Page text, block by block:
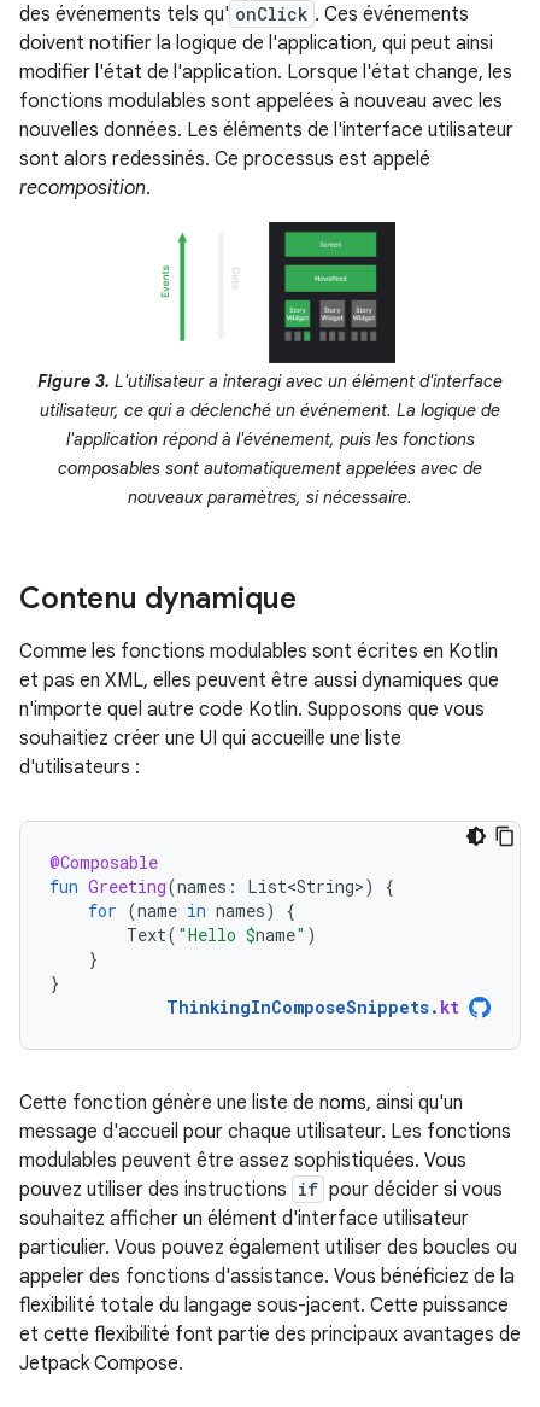
des événements tels qu' onClick . Ces événements
doivent notifier la logique de l'application, qui peut ainsi
modifier l'état de l'application. Lorsque l'état change, les
fonctions modulables sont appelées à nouveau avec les
nouvelles données. Les éléments de l'interface utilisateur
sont alors redessinés. Ce processus est appelé
recomposition.
Figure 3. L'utilisateur a interagi avec un élément d'interface
utilisateur, ce qui a déclenché un événement. La logique de
l'application répond à l'événement, puis les fonctions
composables sont automatiquement appelées avec de
nouveaux paramètres, si nécessaire.
Contenu dynamique
Comme les fonctions modulables sont écrites en Kotlin
et pas en XML, elles peuvent être aussi dynamiques que
n'importe quel autre code Kotlin. Supposons que vous
souhaitiez créer une UI qui accueille une liste
d'utilisateurs :
@Composable
fun Greeting(names : List<String>)
{
for (name in names)
{
Text( "Hello $name" )
}
}
ThinkingInComposeSnippets. kt
Cette fonction génère une liste de noms, ainsi qu'un
message d'accueil pour chaque utilisateur. Les fonctions
modulables peuvent être assez sophistiquées. Vous
pouvez utiliser des instructions if pour décider si vous
souhaitez afficher un élément d'interface utilisateur
particulier. Vous pouvez également utiliser des boucles ou
appeler des fonctions d'assistance. Vous bénéficiez de la
flexibilité totale du langage sous-jacent. Cette puissance
et cette flexibilité font partie des principaux avantages de
Jetpack Compose.